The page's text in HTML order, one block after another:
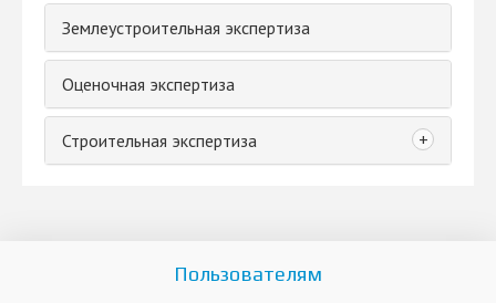
Землеустроительная экспертиза
Оценочная экспертиза
Строительная экспертиза +
Пользователям